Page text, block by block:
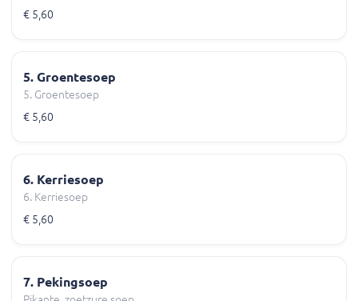
€ 5,60
5. Groentesoep
5. Groentesoep
€ 5,60
6. Kerriesoep
6. Kerriesoep
€ 5,60
7. Pekingsoep